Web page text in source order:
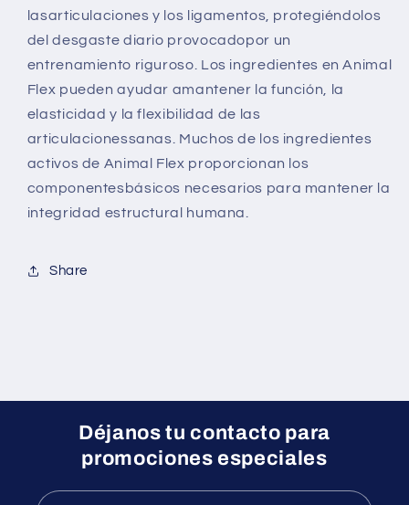
lasarticulaciones y los ligamentos, protegiéndolos
del desgaste diario provocadopor un
entrenamiento riguroso. Los ingredientes en Animal
Flex pueden ayudar amantener la función, la
elasticidad y la flexibilidad de las
articulacionessanas. Muchos de los ingredientes
activos de Animal Flex proporcionan los
componentesbásicos necesarios para mantener la
integridad estructural humana.
Share
Déjanos tu contacto para
promociones especiales